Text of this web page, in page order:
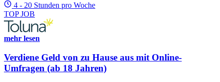
4 - 20 Stunden pro Woche
TOP JOB
mehr lesen
Verdiene Geld von zu Hause aus mit Online-
Umfragen (ab 18 Jahren)